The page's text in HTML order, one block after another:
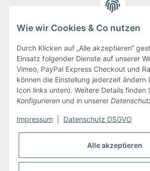
Auftragsabwicklung
Auftragsabwicklung
Wie wir Cookies & Co nutzen
Durch Klicken auf „Alle akzeptieren“
Einsatz folgender Dienste auf unserer
Vimeo, PayPal Express Checkout und
können die Einstellung jederzeit ändern
Icon links unten). Weitere Details finden
Konfigurieren und in unserer
Impressum Datenschutz DSGVO
Alle akzeptieren